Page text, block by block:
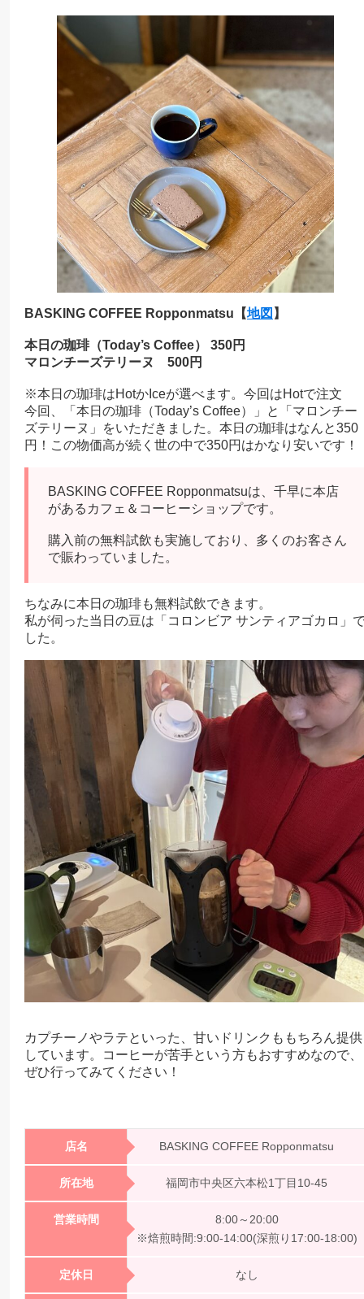
BASKING COFFEE Ropponmatsu【地図 】
本日の珈琲（Today’s Coffee） 350円
マロンチーズテリーヌ 500円
※本日の珈琲はHotかIceが選べます。今回はHotで注文
今回、「本日の珈琲（Today’s Coffee）」と「マロンチー
ズテリーヌ」をいただきました。本日の珈琲はなんと350
円！この物価高が続く世の中で350円はかなり安いです！
BASKING COFFEE Ropponmatsuは、千早に本店
があるカフェ＆コーヒーショップです。
購入前の無料試飲も実施しており、多くのお客さん
で賑わっていました。
ちなみに本日の珈琲も無料試飲できます。
私が伺った当日の豆は「コロンビア サンティアゴカロ」
した。
カプチーノやラテといった、甘いドリンクももちろん提供
しています。コーヒーが苦手という方もおすすめなので、
ぜひ行ってみてください！
店名 BASKING COFFEE Ropponmatsu
所在地 福岡市中央区六本松1丁目10-45
営業時間
8:00～20:00
※焙煎時間:9:00-14:00(深煎り17:00-18:00)
定休日 なし